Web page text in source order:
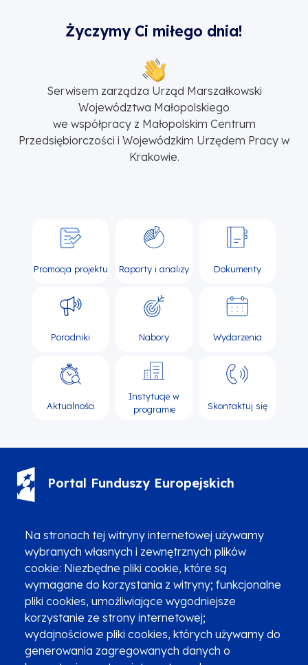
Na stronach tej witryny internetowej używamy
wybranych własnych i zewnętrznych plików
cookie: Niezbędne pliki cookie, które są
wymagane do korzystania z witryny; funkcjonalne
pliki cookies, umożliwiające wygodniejsze
korzystanie ze strony internetowej;
wydajnościowe pliki cookies, których używamy do
generowania zagregowanych danych o
Życzymy Ci miłego dnia!
Serwisem zarządza Urząd Marszałkowski
Województwa Małopolskiego
we współpracy z Małopolskim Centrum
Przedsiębiorczości i Wojewódzkim Urzędem Pracy w
Krakowie.
Promocja projektu Raporty i analizy Dokumenty
Poradniki Nabory Wydarzenia
Aktualności
Instytucje w
programie
Skontaktuj się
Portal Funduszy Europejskich
Zgłoszenia podejrzenia niezgodności z KPP i KPON
Newsletter
Fundusze SMS-em